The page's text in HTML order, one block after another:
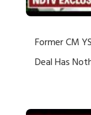
Former CM
Deal Has